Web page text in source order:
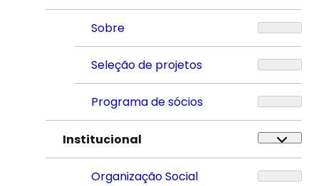
Sobre
Seleção de projetos
Programa de sócios
Institucional
Organização Social